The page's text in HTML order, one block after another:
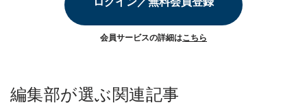
会員サービスの詳細はこちら
編集部が選ぶ関連記事